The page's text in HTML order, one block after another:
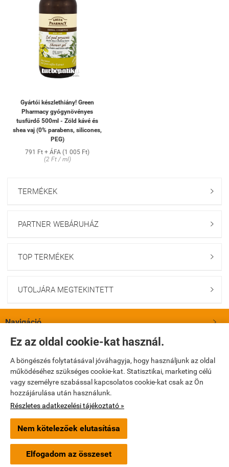
Ez az oldal cookie-kat használ.
A böngészés folytatásával jóváhagyja, hogy használjunk az oldal
működéséhez szükséges cookie-kat. Statisztikai, marketing célú
vagy személyre szabással kapcsolatos cookie-kat csak az Ön
hozzájárulása után használunk.
Részletes adatkezelési tájékoztató »
Nem kötelezőek elutasítása
Elfogadom az összeset
Gyártói készlethiány! Green
Pharmacy gyógynövényes
tusfürdő 500ml - Zöld kávé és
shea vaj (0% parabens, silicones,
PEG)
791 Ft + ÁFA (1 005 Ft)
(2 Ft / ml)
TERMÉKEK 
PARTNER WEBÁRUHÁZ 
TOP TERMÉKEK 
UTOLJÁRA MEGTEKINTETT 
Navigáció 
Saját fiók
Bemutatkozás
Elérhetőségek
Webáruház készítés